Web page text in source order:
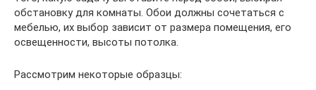
обстановку для комнаты. Обои должны сочетаться с
мебелью, их выбор зависит от размера помещения, его
освещенности, высоты потолка.
Рассмотрим некоторые образцы: